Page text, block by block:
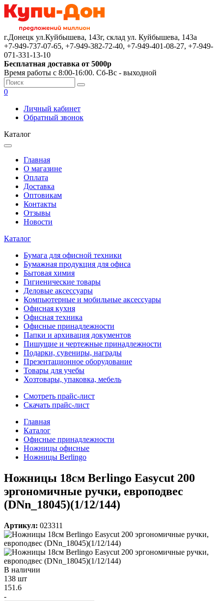
г.Донецк ул.Куйбышева, 143г, склад ул. Куйбышева, 143а
+7-949-737-07-65, +7-949-382-72-40, +7-949-401-08-27, +7-949-
071-331-13-10
Бесплатная доставка от 5000р
Время работы с 8:00-16:00. Сб-Вс - выходной
0
Личный кабинет
Обратный звонок
Каталог
Главная
О магазине
Оплата
Доставка
Оптовикам
Контакты
Отзывы
Новости
Каталог
Бумага для офисной техники
Бумажная продукция для офиса
Бытовая химия
Гигиенические товары
Деловые аксессуары
Компьютерные и мобильные аксессуары
Офисная кухня
Офисная техника
Офисные принадлежности
Папки и архивация документов
Пишущие и чертежные принадлежности
Подарки, сувениры, награды
Презентационное оборудование
Товары для учебы
Хозтовары, упаковка, мебель
Смотреть прайс-лист
Скачать прайс-лист
Главная
Каталог
Офисные принадлежности
Ножницы офисные
Ножницы Berlingo
Ножницы 18см Berlingo Easycut 200
эргономичные ручки, европодвес
(DNn_18045)(1/12/144)
Артикул: 023311
В наличии
138 шт
151.6
-